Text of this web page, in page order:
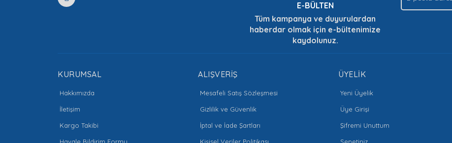
Gönder
E-BÜLTEN
Tüm kampanya ve duyurulardan
haberdar olmak için e-bültenimize
kaydolunuz.
KURUMSAL
Hakkımızda
İletişim
Kargo Takibi
ALIŞVERİŞ
Mesafeli Satış Sözleşmesi
Gizlilik ve Güvenlik
İptal ve İade Şartları
ÜYELİK
Yeni Üyelik
Üye Girişi
Şifremi Unuttum